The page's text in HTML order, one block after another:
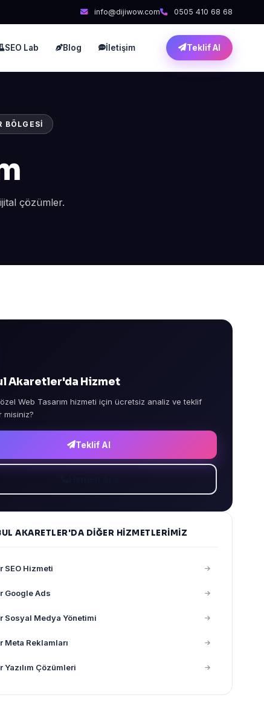
info@dijiwow.com 0505 410 68 68
SEO Lab Blog İletişim Teklif Al
BÖLGESI
çözümler.
Akaretler'da Hizmet
Web Tasarım hizmeti için ücretsiz analiz ve teklif
misiniz?
Teklif Al
AKARETLER'DA DIĞER HIZMETLERIMIZ
SEO Hizmeti
Google Ads
Sosyal Medya Yönetimi
Meta Reklamları
Yazılım Çözümleri